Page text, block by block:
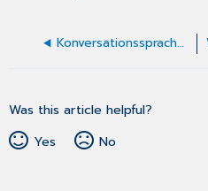
Konversationssprachen beim CGM one DokuAssistenten: Auswahl und Funktionsweise
Was this article helpful?
Yes
No